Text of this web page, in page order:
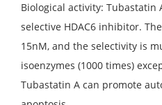
Biological activity: Tubastatin
selective HDAC6 inhibitor.
15nM, and the selectivity is
isoenzymes (1000 times)
Tubastatin A can promote